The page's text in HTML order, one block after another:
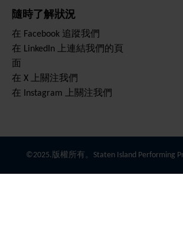
隨時了解狀況
在 Facebook 追蹤我們
在 LinkedIn 上連結我們的頁
面
在 X 上關注我們
在 Instagram 上關注我們
©2025.版權所有。Staten Island Performing